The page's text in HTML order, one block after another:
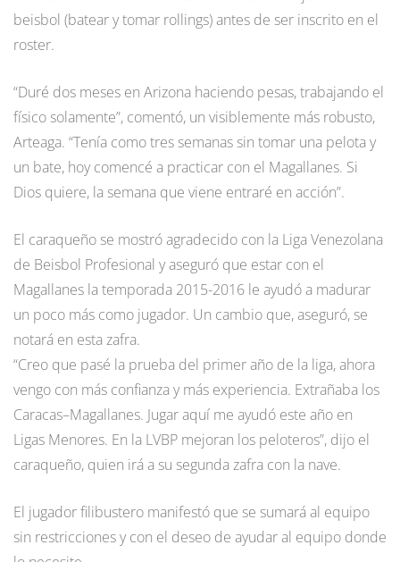
beisbol (batear y tomar rollings) antes de ser inscrito en el
roster.
“Duré dos meses en Arizona haciendo pesas, trabajando el
físico solamente”, comentó, un visiblemente más robusto,
Arteaga. “Tenía como tres semanas sin tomar una pelota y
un bate, hoy comencé a practicar con el Magallanes. Si
Dios quiere, la semana que viene entraré en acción”.
El caraqueño se mostró agradecido con la Liga Venezolana
de Beisbol Profesional y aseguró que estar con el
Magallanes la temporada 2015-2016 le ayudó a madurar
un poco más como jugador. Un cambio que, aseguró, se
notará en esta zafra.
“Creo que pasé la prueba del primer año de la liga, ahora
vengo con más confianza y más experiencia. Extrañaba los
Caracas–Magallanes. Jugar aquí me ayudó este año en
Ligas Menores. En la LVBP mejoran los peloteros”, dijo el
caraqueño, quien irá a su segunda zafra con la nave.
El jugador filibustero manifestó que se sumará al equipo
sin restricciones y con el deseo de ayudar al equipo donde